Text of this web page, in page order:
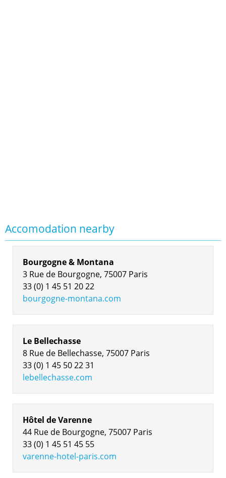
Accomodation nearby
Bourgogne & Montana
3 Rue de Bourgogne, 75007 Paris
33 (0) 1 45 51 20 22
bourgogne-montana.com
Le Bellechasse
8 Rue de Bellechasse, 75007 Paris
33 (0) 1 45 50 22 31
lebellechasse.com
Hôtel de Varenne
44 Rue de Bourgogne, 75007 Paris
33 (0) 1 45 51 45 55
varenne-hotel-paris.com